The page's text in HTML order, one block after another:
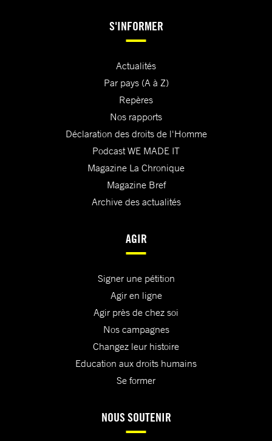
S'INFORMER
Actualités
Par pays (A à Z)
Repères
Nos rapports
Déclaration des droits de l'Homme
Podcast WE MADE IT
Magazine La Chronique
Magazine Bref
Archive des actualités
AGIR
Signer une pétition
Agir en ligne
Agir près de chez soi
Nos campagnes
Changez leur histoire
Education aux droits humains
Se former
NOUS SOUTENIR